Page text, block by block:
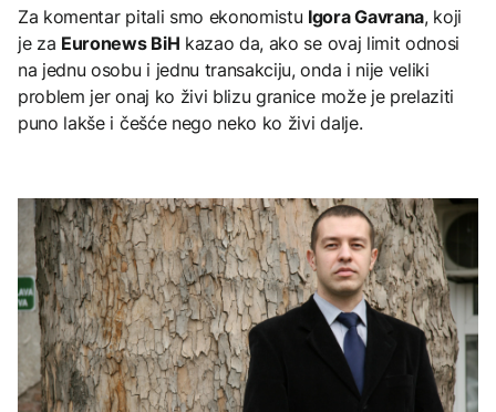
Za komentar pitali smo ekonomistu Igora Gavrana, koji
je za Euronews BiH kazao da, ako se ovaj limit odnosi
na jednu osobu i jednu transakciju, onda i nije veliki
problem jer onaj ko živi blizu granice može je prelaziti
puno lakše i češće nego neko ko živi dalje.